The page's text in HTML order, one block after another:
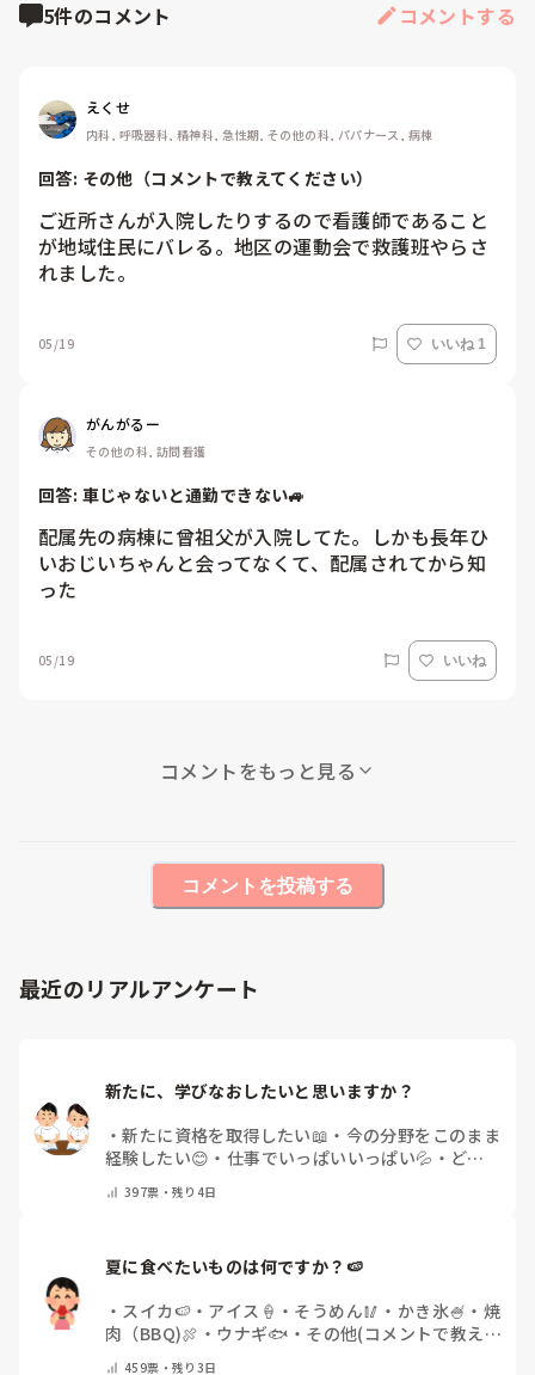
5件のコメント コメントする
えくせ
内科, 呼吸器科, 精神科, 急性期, その他の科, パパナース, 病棟
回答: その他（コメントで教えてください）
ご近所さんが入院したりするので看護師であること
が地域住民にバレる。地区の運動会で救護班やらさ
れました。
05/19 いいね 1
がんがるー
その他の科, 訪問看護
回答: 車じゃないと通勤できない🚙
配属先の病棟に曾祖父が入院してた。しかも長年ひ
いおじいちゃんと会ってなくて、配属されてから知
った
05/19 いいね
コメントをもっと見る
コメントを投稿する
最近のリアルアンケート
新たに、学びなおしたいと思いますか？
・新たに資格を取得したい📖 ・ 今の分野をこのまま
経験したい😊 ・ 仕事でいっぱいいっぱい💦 ・ どん
な自分になりたいか探し中🧐
教えてください）
397票・残り4日
夏に食べたいものは何ですか？🍉
・ スイカ🍉 ・ アイス🍦 ・ そうめん🥢 ・ かき氷🍧 ・ 焼
肉（BBQ)🍖 ・ ウナギ🐟 ・ その他(コメントで教え
てください)
459票・残り3日